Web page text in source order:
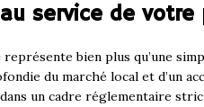
service de
représente bien plus qu’une
du marché local et d’un
un cadre réglementaire